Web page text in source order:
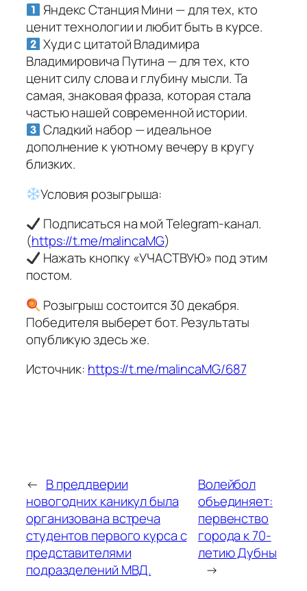
Яндекс Станция Мини — для тех, кто
ценит технологии и любит быть в курсе.
Худи с цитатой Владимира
Владимировича Путина — для тех, кто
ценит силу слова и глубину мысли. Та
самая, знаковая фраза, которая стала
частью нашей современной истории.
Сладкий набор — идеальное
дополнение к уютному вечеру в кругу
близких.
Условия розыгрыша:
Подписаться на мой Telegram-канал.
(https://t.me/malincaMG)
Нажать кнопку «УЧАСТВУЮ» под этим
постом.
Розыгрыш состоится 30 декабря.
Победителя выберет бот. Результаты
опубликую здесь же.
Источник: https://t.me/malincaMG/687
← В преддверии
новогодних каникул была
организована встреча
студентов первого курса с
представителями
подразделений МВД.
Волейбол
объединяет:
первенство
города к 70-
летию Дубны
→